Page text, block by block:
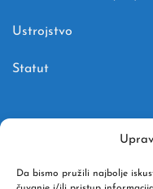
Da bismo pružili najbolje
Ustrojstvo
Statut
Adventure Donkey